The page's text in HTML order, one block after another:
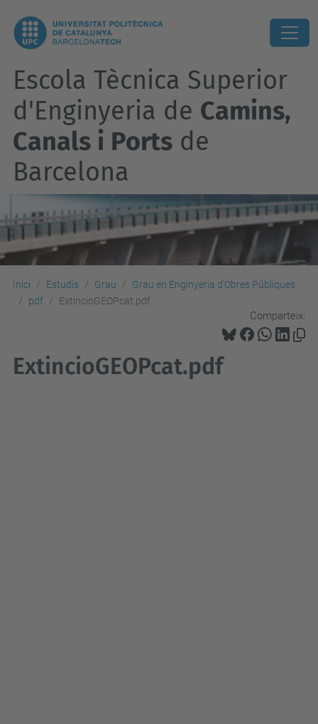
Escola Tècnica Superior
d'Enginyeria de Camins,
Canals i Ports de
Barcelona
Inici Estudis Grau
Grau en Enginyeria d'Obres Públiques
pdf
ExtincioGEOPcat.pdf
Comparteix:
ExtincioGEOPcat.pdf